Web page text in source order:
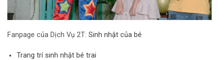
Fanpage của Dịch Vụ 2T: Sinh nhật của bé
Trang trí sinh nhật bé trai